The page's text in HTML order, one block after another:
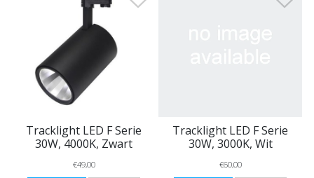
Tracklight LED F Serie
30W, 4000K, Zwart
€49,00
Tracklight LED F Serie
30W, 3000K, Wit
€60,00